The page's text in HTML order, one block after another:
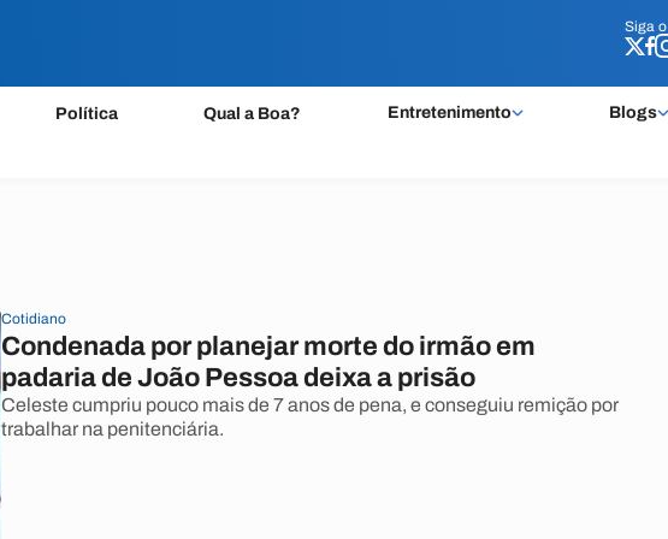
Siga o
Política Qual a Boa? Entretenimento Blogs
Siga o
Cotidiano
Condenada por planejar morte do irmão em
padaria de João Pessoa deixa a prisão
Celeste cumpriu pouco mais de 7 anos de pena, e conseguiu remição por
trabalhar na penitenciária.